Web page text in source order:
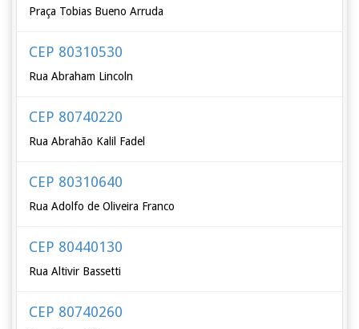
Praça Tobias Bueno Arruda
CEP 80310530
Rua Abraham Lincoln
CEP 80740220
Rua Abrahão Kalil Fadel
CEP 80310640
Rua Adolfo de Oliveira Franco
CEP 80440130
Rua Altivir Bassetti
CEP 80740260